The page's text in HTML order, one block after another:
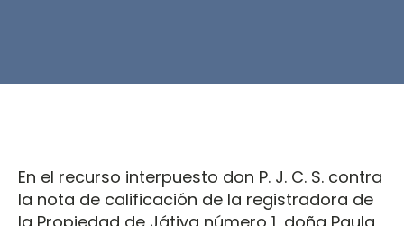
En el recurso interpuesto don P. J. C. S. contra
la nota de calificación de la registradora de